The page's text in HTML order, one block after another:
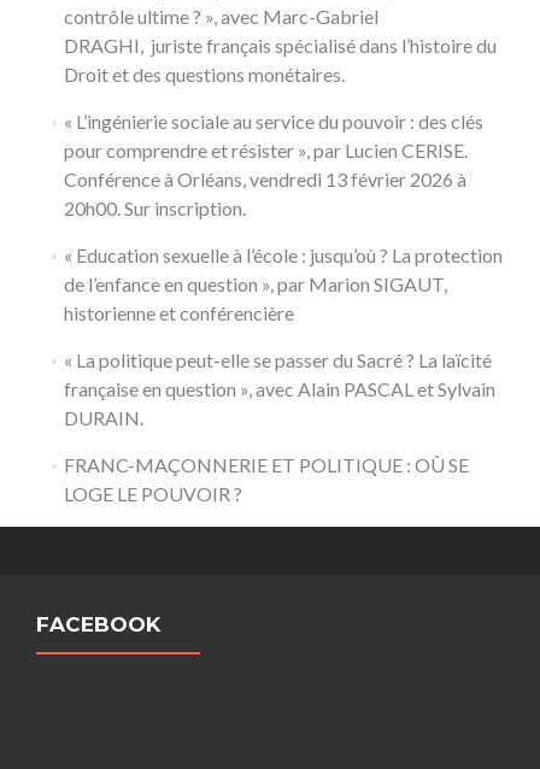
contrôle ultime ? », avec Marc-Gabriel
DRAGHI, juriste français spécialisé dans l’histoire du
Droit et des questions monétaires.
« L’ingénierie sociale au service du pouvoir : des clés
pour comprendre et résister », par Lucien CERISE.
Conférence à Orléans, vendredi 13 février 2026 à
20h00. Sur inscription.
« Education sexuelle à l’école : jusqu’où ? La protection
de l’enfance en question », par Marion SIGAUT,
historienne et conférencière
« La politique peut-elle se passer du Sacré ? La laïcité
française en question », avec Alain PASCAL et Sylvain
DURAIN.
FRANC-MAÇONNERIE ET POLITIQUE : OÙ SE
LOGE LE POUVOIR ?
FACEBOOK